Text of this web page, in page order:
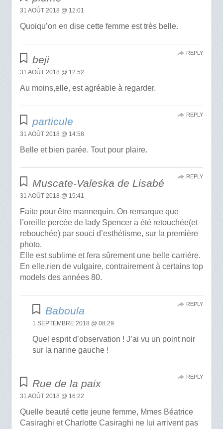
31 AOÛT 2018 @ 12:01
Quoiqu’on en dise cette femme est très belle.
beji
31 AOÛT 2018 @ 12:52
Au moins,elle, est agréable à regarder.
REPLY
particule
31 AOÛT 2018 @ 14:58
Belle et bien parée. Tout pour plaire.
REPLY
Muscate-Valeska de Lisabé
31 AOÛT 2018 @ 15:41
Faite pour être mannequin. On remarque que
l’oreille percée de lady Spencer a été retouchée(et
rebouchée) par souci d’esthétisme, sur la première
photo.
Elle est sublime et fera sûrement une belle carrière.
En elle,rien de vulgaire, contrairement à certains top
models des années 80.
REPLY
Baboula
1 SEPTEMBRE 2018 @ 08:29
Quel esprit d’observation ! J’ai vu un point noir
sur la narine gauche !
REPLY
Rue de la paix
31 AOÛT 2018 @ 16:22
Quelle beauté cette jeune femme, Mmes Béatrice
Casiraghi et Charlotte Casiraghi ne lui arrivent pas
REPLY